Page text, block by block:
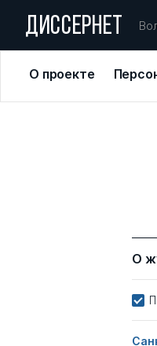
ДИССЕРНЕТ
О проекте
О